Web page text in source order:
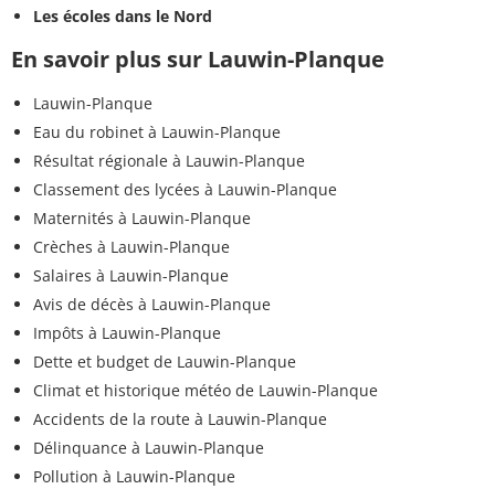
Les écoles dans le Nord
En savoir plus sur Lauwin-Planque
Lauwin-Planque
Eau du robinet à Lauwin-Planque
Résultat régionale à Lauwin-Planque
Classement des lycées à Lauwin-Planque
Maternités à Lauwin-Planque
Crèches à Lauwin-Planque
Salaires à Lauwin-Planque
Avis de décès à Lauwin-Planque
Impôts à Lauwin-Planque
Dette et budget de Lauwin-Planque
Climat et historique météo de Lauwin-Planque
Accidents de la route à Lauwin-Planque
Délinquance à Lauwin-Planque
Pollution à Lauwin-Planque